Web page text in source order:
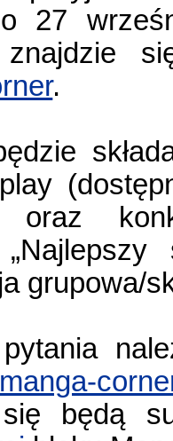
27
znajdzie
.
oraz
„Najlepszy
grupowa/
się będą